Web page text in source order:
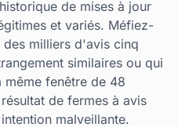
de mises à jour
et variés. Méfiez-
milliers d'avis cinq
similaires ou qui
fenêtre de 48
de fermes à avis
malveillante.